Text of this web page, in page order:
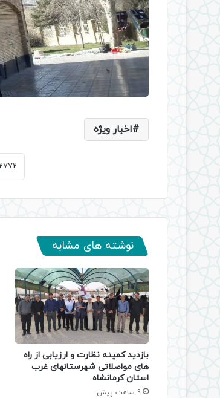
اخبار ویژه
نوشته های مشابه
بازدید کمیته نظارت و ارزیابی از راه
های مواصلاتی شهرستانهای غرب
استان کرمانشاه
9 ساعت پیش